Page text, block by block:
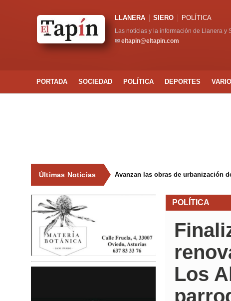
LLANERA SIERO POLÍTICA
Las noticias y la información de Llanera y
✉ eltapin@eltapin.com
PORTADA SOCIEDAD POLÍTICA DEPORTES
Últimas Noticias Avanzan las obras de urbanización
POLÍTICA
Los